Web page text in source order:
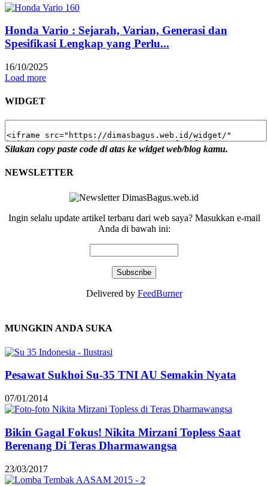
Honda Vario : Sejarah, Varian, Generasi dan
Spesifikasi Lengkap yang Perlu...
16/10/2025
Load more
WIDGET
Silakan copy paste code di atas ke widget web/blog kamu.
NEWSLETTER
Ingin selalu update artikel terbaru dari web saya? Masukkan e-mail
Anda di bawah ini:
Delivered by FeedBurner
MUNGKIN ANDA SUKA
Pesawat Sukhoi Su-35 TNI AU Semakin Nyata
07/01/2014
Bikin Gagal Fokus! Nikita Mirzani Topless Saat
Berenang Di Teras Dharmawangsa
23/03/2017